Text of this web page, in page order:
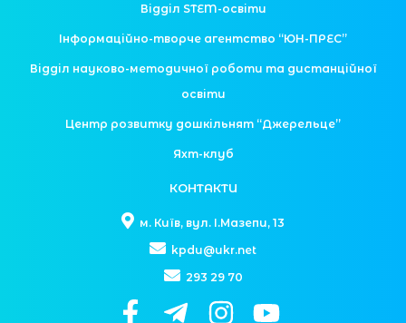
Відділ STEM-освіти
Інформаційно-творче агентство “ЮН-ПРЕС”
Відділ науково-методичної роботи та дистанційної
освіти
Центр розвитку дошкільнят “Джерельце”
Яхт-клуб
КОНТАКТИ
м. Київ, вул. І.Мазепи, 13
kpdu@ukr.net
293 29 70